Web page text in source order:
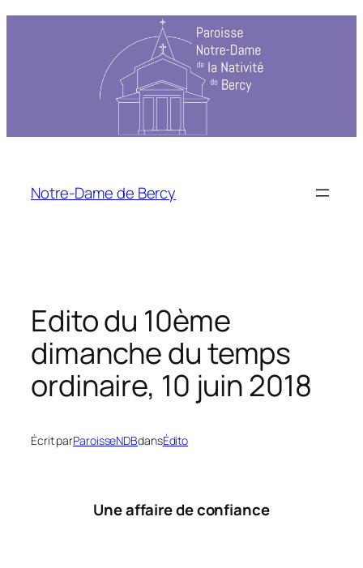
Notre-Dame de Bercy
Edito du 10ème
dimanche du temps
ordinaire, 10 juin 2018
Écrit parParoisseNDBdansÉdito
Une affaire de confiance